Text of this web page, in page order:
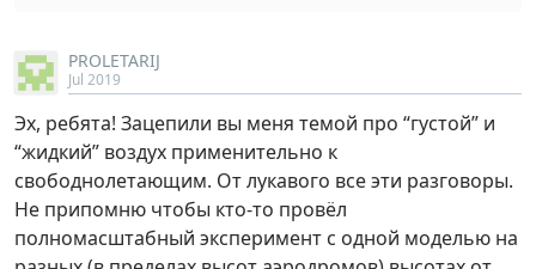
PROLETARIJ
Jul 2019
Эх, ребята! Зацепили вы меня темой про “густой” и
“жидкий” воздух применительно к
свободнолетающим. От лукавого все эти разговоры.
Не припомню чтобы кто-то провёл
полномасштабный эксперимент с одной моделью на